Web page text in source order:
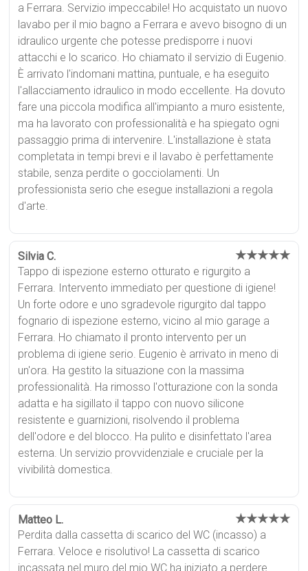
a Ferrara. Servizio impeccabile! Ho acquistato un nuovo
lavabo per il mio bagno a Ferrara e avevo bisogno di un
idraulico urgente che potesse predisporre i nuovi
attacchi e lo scarico. Ho chiamato il servizio di Eugenio.
È arrivato l'indomani mattina, puntuale, e ha eseguito
l'allacciamento idraulico in modo eccellente. Ha dovuto
fare una piccola modifica all'impianto a muro esistente,
ma ha lavorato con professionalità e ha spiegato ogni
passaggio prima di intervenire. L'installazione è stata
completata in tempi brevi e il lavabo è perfettamente
stabile, senza perdite o gocciolamenti. Un
professionista serio che esegue installazioni a regola
d'arte.
Silvia C. ★★★★★
Tappo di ispezione esterno otturato e rigurgito a
Ferrara. Intervento immediato per questione di igiene!
Un forte odore e uno sgradevole rigurgito dal tappo
fognario di ispezione esterno, vicino al mio garage a
Ferrara. Ho chiamato il pronto intervento per un
problema di igiene serio. Eugenio è arrivato in meno di
un'ora. Ha gestito la situazione con la massima
professionalità. Ha rimosso l'otturazione con la sonda
adatta e ha sigillato il tappo con nuovo silicone
resistente e guarnizioni, risolvendo il problema
dell'odore e del blocco. Ha pulito e disinfettato l'area
esterna. Un servizio provvidenziale e cruciale per la
vivibilità domestica.
Matteo L. ★★★★★
Perdita dalla cassetta di scarico del WC (incasso) a
Ferrara. Veloce e risolutivo! La cassetta di scarico
incassata nel muro del mio WC ha iniziato a perdere